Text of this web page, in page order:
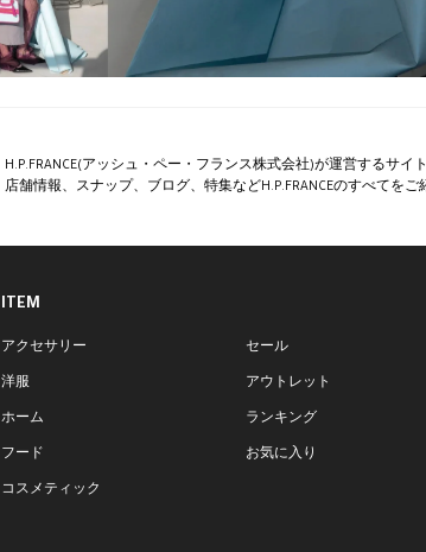
H.P.FRANCE(アッシュ・ペー・フランス株式会社)が運営するサイ
店舗情報、スナップ、ブログ、特集などH.P.FRANCEのすべてをご
ITEM
アクセサリー
洋服
ホーム
フード
コスメティック
セール
アウトレット
ランキング
お気に入り